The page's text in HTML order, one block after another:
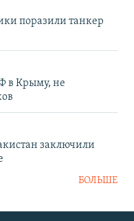
поразили танкер
в Крыму, не
заключили
БОЛЬШЕ